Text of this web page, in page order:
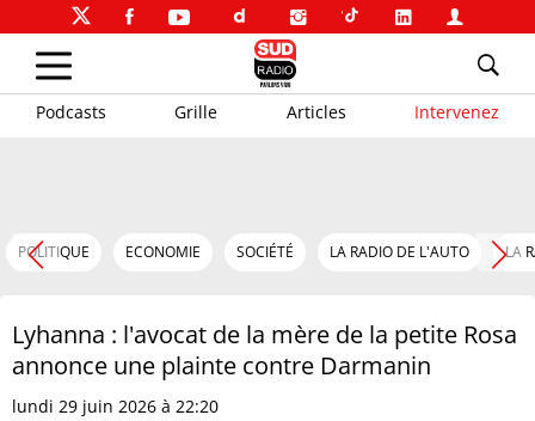
Podcasts Grille Articles Intervenez
POLITIQUE ECONOMIE SOCIÉTÉ LA RADIO DE L'AUTO LA
Lyhanna : l'avocat de la mère de la petite Rosa
annonce une plainte contre Darmanin
lundi 29 juin 2026 à 22:20